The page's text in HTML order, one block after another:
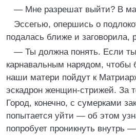
— Мне разрешат выйти? В
Эссегью, опершись о
подалась ближе и заговорила,
— Ты должна понять. Если
карнавальным нарядом, чтобы
наши матери пойдут к
эскадрон женщин-стрижей. За
Город, конечно, с сумерками
попытается уйти — об этом
попробует проникнуть внутрь